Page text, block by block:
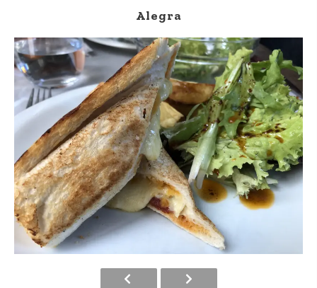
Alegra